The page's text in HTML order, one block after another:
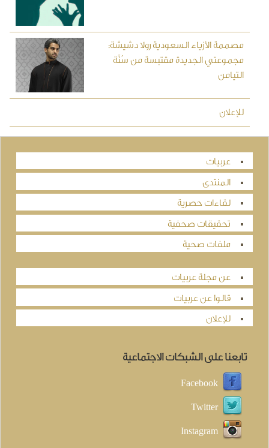
مصممة الأزياء السعودية رولا دشيشة:
مجموعتي الجديدة مقتبسة من سُنَّة
التيامن
للإعلان
عربيات
المنتدى
لقاءات حصرية
تحقيقات صحفية
ملفات صحية
عن مجلة عربيات
قالوا عن عربيات
للإعلان
تابعنا على الشبكات الاجتماعية
Facebook
Twitter
Instagram